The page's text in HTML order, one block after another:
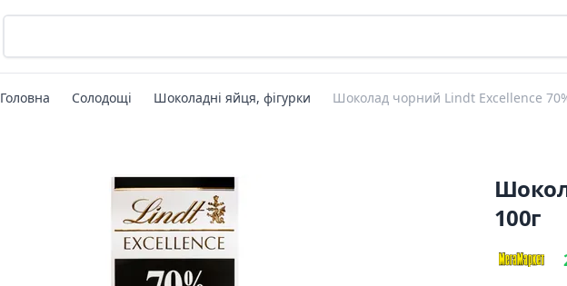
Головна Солодощі Шоколадні яйця, фігурки Шоколад чорний Lindt Excellence
100г